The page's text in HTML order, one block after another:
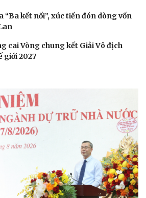
Thời trang
“Ba kết nối”, xúc tiến đón dòng vốn
cai Vòng chung kết Giải Vô địch
giới 2027